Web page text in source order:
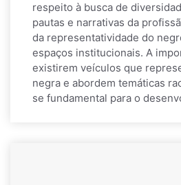
respeito à busca de
pautas e narrativas da
da representatividade do
espaços institucionais. A
existirem veículos que
negra e abordem temáticas
se fundamental para o